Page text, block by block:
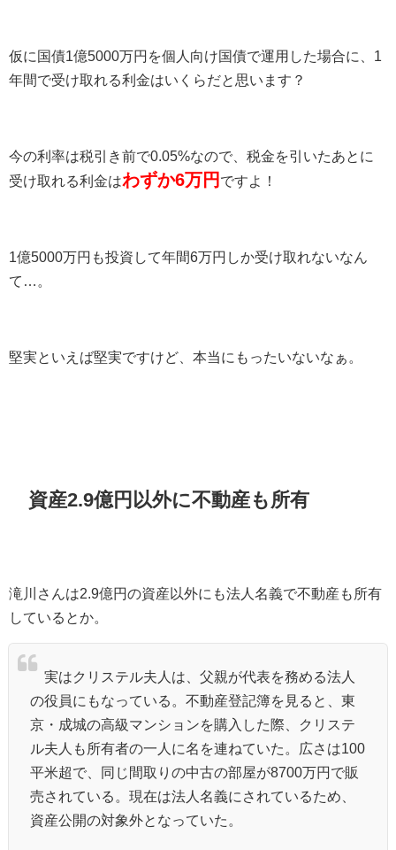
仮に国債1億5000万円を個人向け国債で運用した場合に、1
年間で受け取れる利金はいくらだと思います？
今の利率は税引き前で0.05%なので、税金を引いたあとに
受け取れる利金はわずか6万円 ですよ！
1億5000万円も投資して年間6万円しか受け取れないなん
て…。
堅実といえば堅実ですけど、本当にもったいないなぁ。
資産2.9億円以外に不動産も所有
滝川さんは2.9億円の資産以外にも法人名義で不動産も所有
しているとか。
実はクリステル夫人は、父親が代表を務める法人
の役員にもなっている。不動産登記簿を見ると、東
京・成城の高級マンションを購入した際、クリステ
ル夫人も所有者の一人に名を連ねていた。広さは100
平米超で、同じ間取りの中古の部屋が8700万円で販
売されている。現在は法人名義にされているため、
資産公開の対象外となっていた。